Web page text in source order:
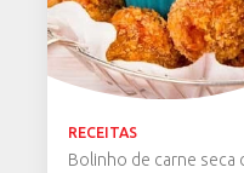
RECEITAS
Bolinho de carne seca